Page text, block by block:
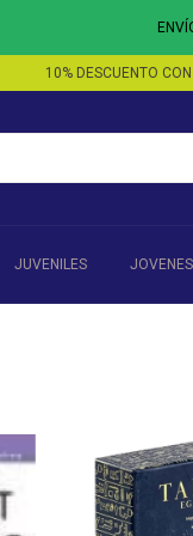
ENVÍO
10% DESCUENTO CON
JUVENILES